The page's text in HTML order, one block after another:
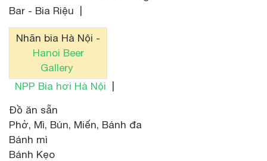
Bar - Bia Riệu |
Nhãn bia Hà Nội -
Hanoi Beer
Gallery
NPP Bia hơi Hà Nội
Đồ ăn sẵn
Phở, Mì, Bún, Miến, Bánh đa
Bánh mì
Bánh Kẹo